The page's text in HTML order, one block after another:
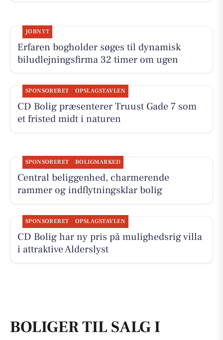
JOBNYT
Erfaren bogholder søges til dynamisk
biludlejningsfirma 32 timer om ugen
SPONSORERET OPSLAGSTAVLEN
CD Bolig præsenterer Truust Gade 7 som
et fristed midt i naturen
SPONSORERET BOLIGMARKED
Central beliggenhed, charmerende
rammer og indflytningsklar bolig
SPONSORERET OPSLAGSTAVLEN
CD Bolig har ny pris på mulighedsrig villa
i attraktive Alderslyst
BOLIGER TIL SALG I